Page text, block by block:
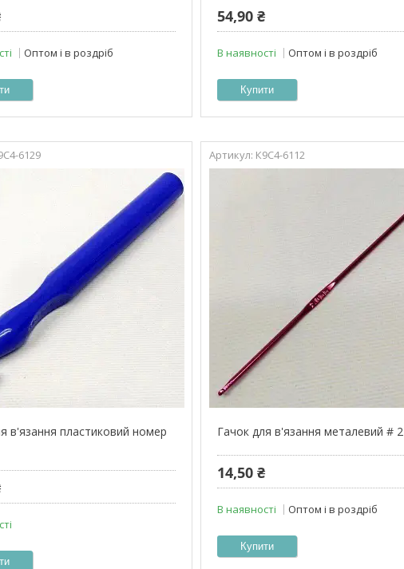
Оптом і в роздріб
54,90 ₴
В наявності Оптом і в роздріб
Купити
6129
в'язання пластиковий номер
К9С4-6112
Гачок для в'язання металевий # 2
14,50 ₴
В наявності Оптом і в роздріб
Купити